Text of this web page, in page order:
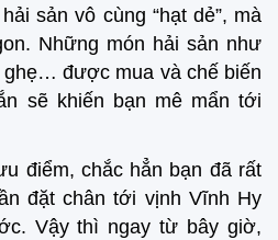
sản vô cùng “hạt dẻ”, mà
Những món hải sản như
ghẹ… được mua và chế biến
sẽ khiến bạn mê mẩn tới
điểm, chắc hẳn bạn đã rất
đặt chân tới vịnh Vĩnh Hy
Vậy thì ngay từ bây giờ,